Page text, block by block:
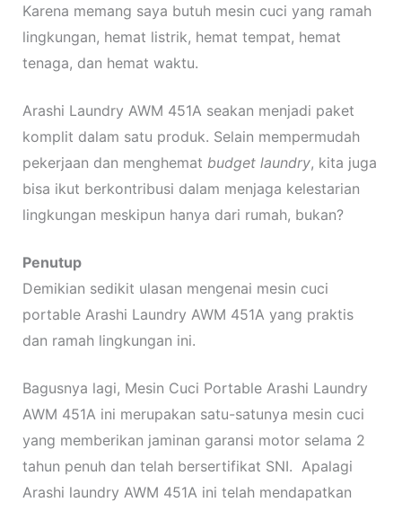
Karena memang saya butuh mesin cuci yang ramah
lingkungan, hemat listrik, hemat tempat, hemat
tenaga, dan hemat waktu.
Arashi Laundry AWM 451A seakan menjadi paket
komplit dalam satu produk. Selain mempermudah
pekerjaan dan menghemat budget laundry, kita juga
bisa ikut berkontribusi dalam menjaga kelestarian
lingkungan meskipun hanya dari rumah, bukan?
Penutup
Demikian sedikit ulasan mengenai mesin cuci
portable Arashi Laundry AWM 451A yang praktis
dan ramah lingkungan ini.
Bagusnya lagi, Mesin Cuci Portable Arashi Laundry
AWM 451A ini merupakan satu-satunya mesin cuci
yang memberikan jaminan garansi motor selama 2
tahun penuh dan telah bersertifikat SNI. Apalagi
Arashi laundry AWM 451A ini telah mendapatkan